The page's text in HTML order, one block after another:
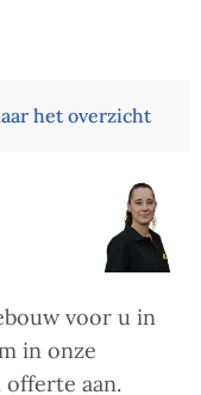
het overzicht
voor u in
in onze
aan.